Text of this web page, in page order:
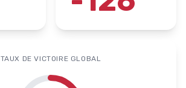
TAUX DE VICTOIRE GLOBAL